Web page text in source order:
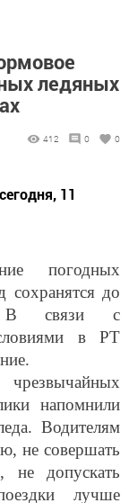
ледяных
412 0 0
11
погодных
сохранятся до
В связи с
в РТ
напомнили
Водителям
не совершать
не допускать
лучше